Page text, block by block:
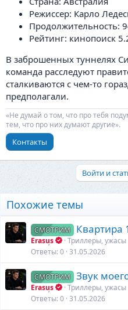
Режиссер: Карло
Продолжительность:
Рейтинг: кинопоиск
В заброшенных туннелях
команда расследуют
сталкиваются с чем-то
предполагали.
«Не думай о том, что про тебя
тем, что про них думают другие».
Контакты
Войти и
Похожие темы
СМОТРИМ Квартира
Erasus
Триллеры, ужасы
Ответы 0 31.05.2026
СМОТРИМ Звук
Erasus
Триллеры, ужасы
Ответы 0 31.05.2026